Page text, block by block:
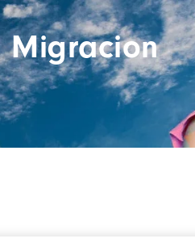
Migracion